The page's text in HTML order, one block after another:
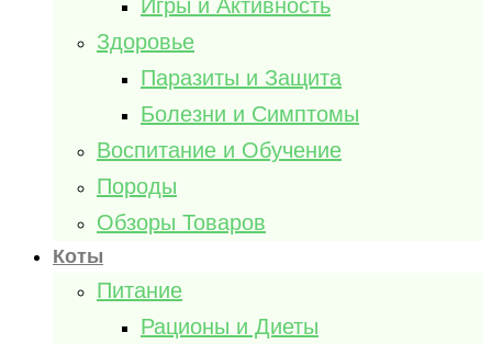
Игры и Активность
Здоровье
Паразиты и Защита
Болезни и Симптомы
Воспитание и Обучение
Породы
Обзоры Товаров
Коты
Питание
Рационы и Диеты